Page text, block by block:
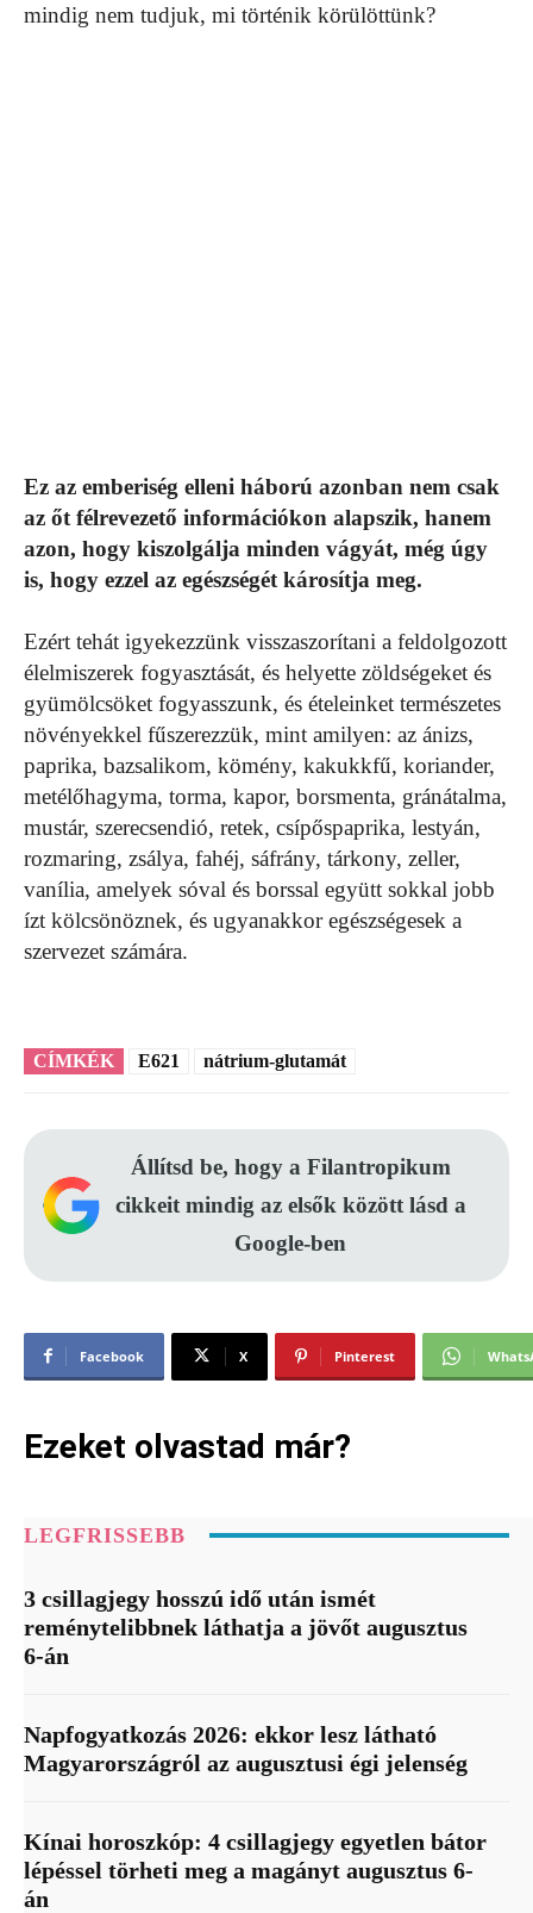
mindig nem tudjuk, mi történik körülöttünk?
Ez az emberiség elleni háború azonban nem csak
az őt félrevezető információkon alapszik, hanem
azon, hogy kiszolgálja minden vágyát, még úgy
is, hogy ezzel az egészségét károsítja meg.
Ezért tehát igyekezzünk visszaszorítani a feldolgozott
élelmiszerek fogyasztását, és helyette zöldségeket és
gyümölcsöket fogyasszunk, és ételeinket természetes
növényekkel fűszerezzük, mint amilyen: az ánizs,
paprika, bazsalikom, kömény, kakukkfű, koriander,
metélőhagyma, torma, kapor, borsmenta, gránátalma,
mustár, szerecsendió, retek, csípőspaprika, lestyán,
rozmaring, zsálya, fahéj, sáfrány, tárkony, zeller,
vanília, amelyek sóval és borssal együtt sokkal jobb
ízt kölcsönöznek, és ugyanakkor egészségesek a
szervezet számára.
CÍMKÉK E621 nátrium-glutamát
Állítsd be, hogy a Filantropikum
cikkeit mindig az elsők között lásd a
Google-ben
Facebook X Pinterest
Ezeket olvastad már?
LEGFRISSEBB
3 csillagjegy hosszú idő után ismét
reménytelibbnek láthatja a jövőt augusztus
6-án
Napfogyatkozás 2026: ekkor lesz látható
Magyarországról az augusztusi égi jelenség
Kínai horoszkóp: 4 csillagjegy egyetlen bátor
lépéssel törheti meg a magányt augusztus 6-
án